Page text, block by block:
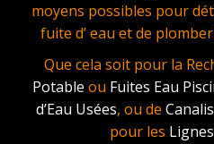
moyens possibles pour
fuite d’ eau et de
Que cela soit pour la
Potable ou Fuites Eau
d’Eau Usées, ou de
pour les